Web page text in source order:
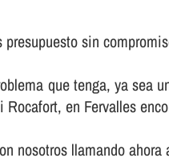
presupuesto sin
que tenga, ya sea
en Fervalles
nosotros llamando